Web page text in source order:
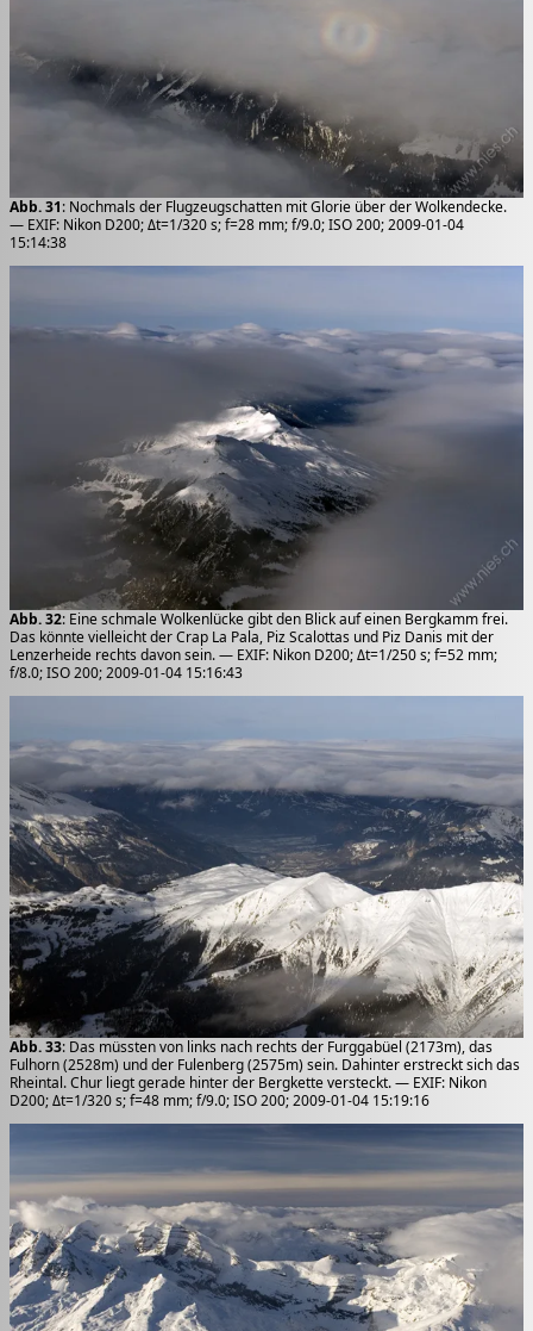
Abb. 31: Nochmals der Flugzeugschatten mit Glorie über der Wolkendecke.
— EXIF: Nikon D200; Δt=1/320 s; f=28 mm; f/9.0; ISO 200; 2009-01-04
15:14:38
Abb. 32: Eine schmale Wolkenlücke gibt den Blick auf einen Bergkamm frei.
Das könnte vielleicht der Crap La Pala, Piz Scalottas und Piz Danis mit der
Lenzerheide rechts davon sein. — EXIF: Nikon D200; Δt=1/250 s; f=52 mm;
f/8.0; ISO 200; 2009-01-04 15:16:43
Abb. 33: Das müssten von links nach rechts der Furggabüel (2173m), das
Fulhorn (2528m) und der Fulenberg (2575m) sein. Dahinter erstreckt sich das
Rheintal. Chur liegt gerade hinter der Bergkette versteckt. — EXIF: Nikon
D200; Δt=1/320 s; f=48 mm; f/9.0; ISO 200; 2009-01-04 15:19:16